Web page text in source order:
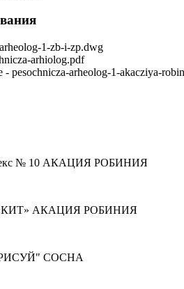
1-zb-i-zp.dwg
arhiolog.pdf
- pesochnicza-arheolog-1-akacziya-
№ 10 АКАЦИЯ РОБИНИЯ
«КИТ» АКАЦИЯ РОБИНИЯ
СОСНА